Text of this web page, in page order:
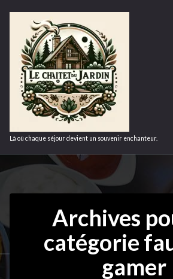
contenu
Là où chaque séjour devient un souvenir enchanteur.
Archives
catégorie
gamer